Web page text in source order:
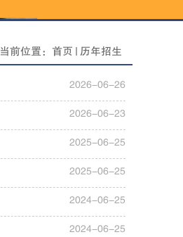
当前位置： 首页 历年招生
2026-06-26
2026-06-23
2025-06-25
2025-06-25
2024-06-25
2024-06-25